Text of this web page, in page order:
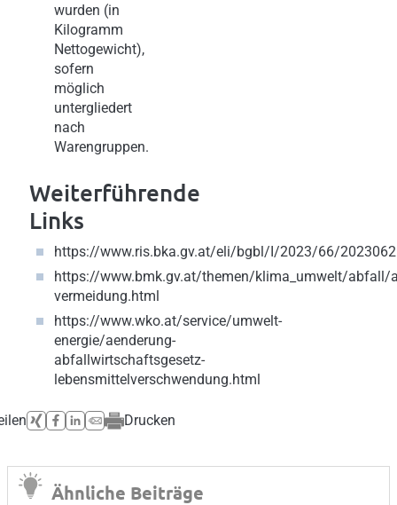
wurden (in
Kilogramm
Nettogewicht),
sofern
möglich
untergliedert
nach
Warengruppen.
Weiterführende
Links
https://www.ris.bka.gv.at/eli/bgbl/I/2023/66/
https://www.bmk.gv.at/themen/klima_umwelt/
vermeidung.html
https://www.wko.at/service/umwelt-
energie/aenderung-
abfallwirtschaftsgesetz-
lebensmittelverschwendung.html
Drucken
Ähnliche Beiträge